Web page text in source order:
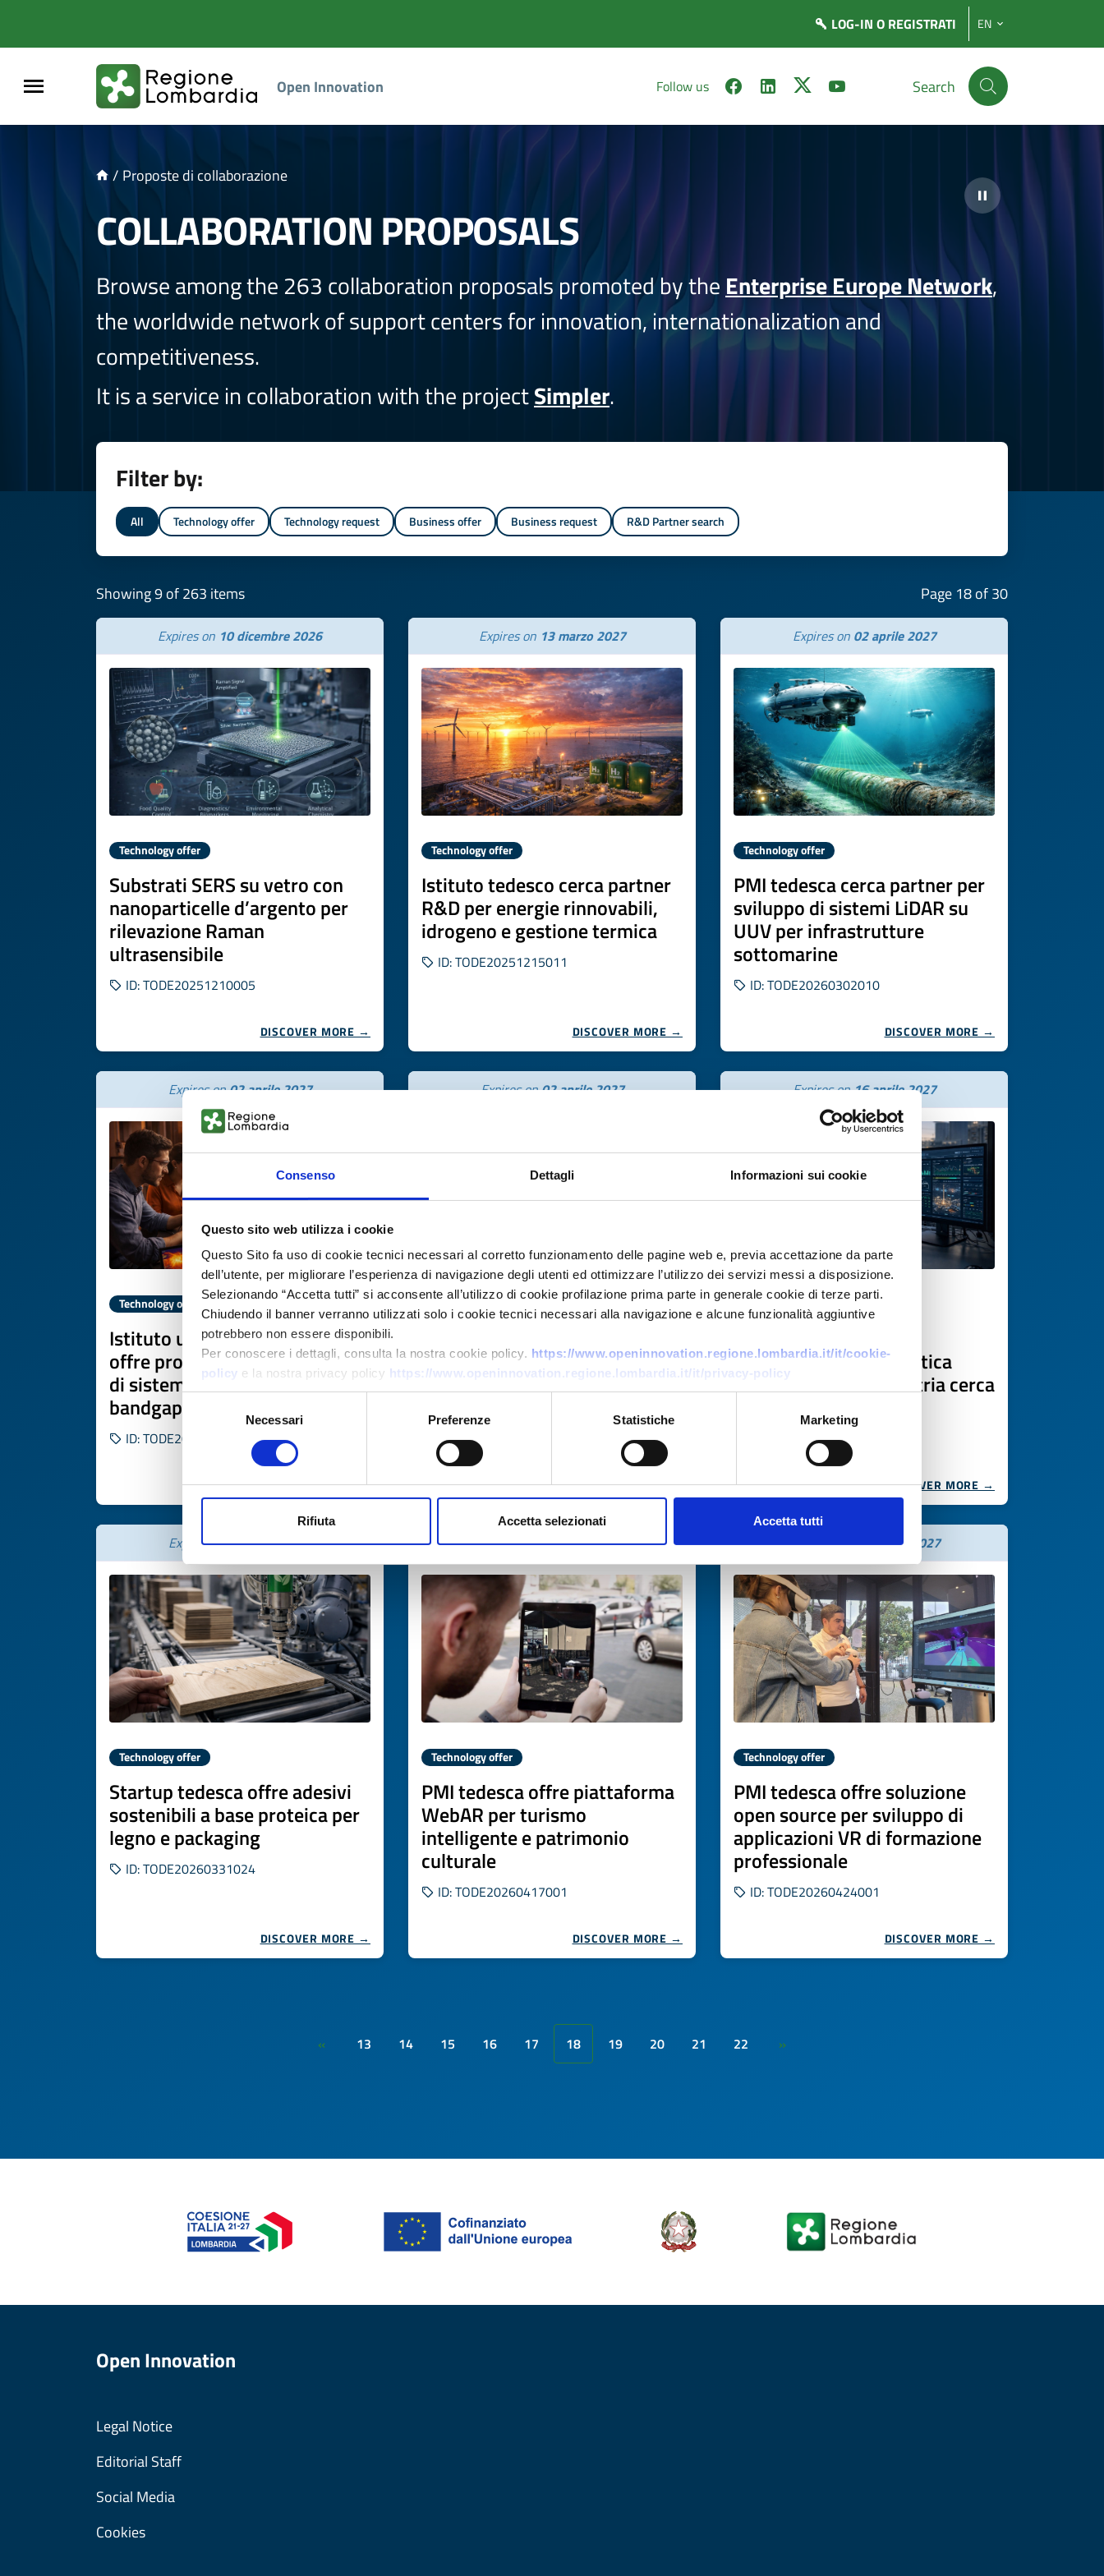
Consenso Dettagli Informazioni sui cookie
Questo sito web utilizza i cookie
Questo Sito fa uso di cookie tecnici necessari al corretto funzionamento delle pagine web e, previa accettazione da parte
dell’utente, per migliorare l’esperienza di navigazione degli utenti ed ottimizzare l’utilizzo dei servizi messi a disposizione.
Selezionando “Accetta tutti” si acconsente all’utilizzo di cookie profilazione prima parte in generale cookie di terze parti.
Chiudendo il banner verranno utilizzati solo i cookie tecnici necessari alla navigazione e alcune funzionalità aggiuntive
potrebbero non essere disponibili.
Per conoscere i dettagli, consulta la nostra cookie policy. https://www.openinnovation.regione.lombardia.it/it/cookie-
policy e la nostra privacy policy https://www.openinnovation.regione.lombardia.it/it/privacy-policy
consenso
Necessari Preferenze Statistiche Marketing
Rifiuta Accetta selezionati Accetta tutti
LOG-IN O REGISTRATI EN
Open Innovation Follow us Search
/ Proposte di collaborazione
COLLABORATION PROPOSALS
Browse among the 263 collaboration proposals promoted by the Enterprise Europe Network,
the worldwide network of support centers for innovation, internationalization and
competitiveness.
It is a service in collaboration with the projectSimpler.
Filter by:
All Technology offer Technology request Business offer Business request R&D Partner search
Showing 9 of 263 items Page 18 of 30
Expires on 10 dicembre 2026
Technology offer
Substrati SERS su vetro con
nanoparticelle d’argento per
rilevazione Raman
ultrasensibile
ID: TODE20251210005
DISCOVER MORE →
Expires on 13 marzo 2027
Technology offer
Istituto tedesco cerca partner
R&D per energie rinnovabili,
idrogeno e gestione termica
ID: TODE20251215011
DISCOVER MORE →
Expires on 02 aprile 2027
Technology offer
PMI tedesca cerca partner per
sviluppo di sistemi LiDAR su
UUV per infrastrutture
sottomarine
ID: TODE20260302010
DISCOVER MORE →
Expires on02 aprile 2027
Technology offer
Istituto universitario tedesco
offre progettazione e testing
di sistemi di potenza wide
bandgap
ID: TODE20260310025
DISCOVER MORE →
Expires on02 aprile 2027
Technology offer
per pilota su strato decisionale
finanziario da segnali
ID: TODE20260317008
DISCOVER MORE →
Expires on16 aprile 2027
Technology offer
ottimizzazione energetica
multi-asset nell'industria cerca
ID: TODE20260327008
DISCOVER MORE →
Expires on13 aprile 2027
Technology offer
Startup tedesca offre adesivi
sostenibili a base proteica per
legno e packaging
ID: TODE20260331024
DISCOVER MORE →
Expires on22 giugno 2027
Technology offer
PMI tedesca offre piattaforma
WebAR per turismo
intelligente e patrimonio
culturale
ID: TODE20260417001
DISCOVER MORE →
Expires on03 giugno 2027
Technology offer
PMI tedesca offre soluzione
open source per sviluppo di
applicazioni VR di formazione
professionale
ID: TODE20260424001
DISCOVER MORE →
« 13 14 15 16 17 18 19 20 21 22 »
Open Innovation
Legal Notice
Editorial Staff
Social Media
Cookies